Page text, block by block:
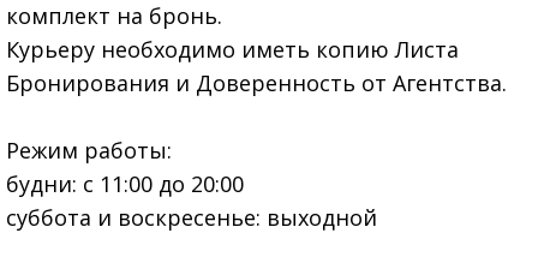
комплект на бронь.
Курьеру необходимо иметь копию Листа
Бронирования и Доверенность от Агентства.
Режим работы:
будни: с 11:00 до 20:00
суббота и воскресенье: выходной